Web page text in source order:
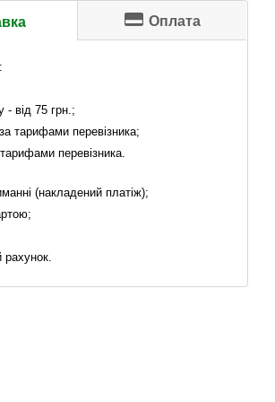
Оплата
- від 75 грн.;
тарифами перевізника;
перевізника.
(накладений платіж);
рахунок.